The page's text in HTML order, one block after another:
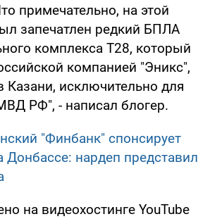
примечательно, на этой
запечатлен редкий БПЛА
комплекса Т28, который
компанией "Эникс",
исключительно для
РФ", - написал блогер.
"Финбанк" спонсирует
Донбассе: нардеп представил
на видеохостинге YouTube